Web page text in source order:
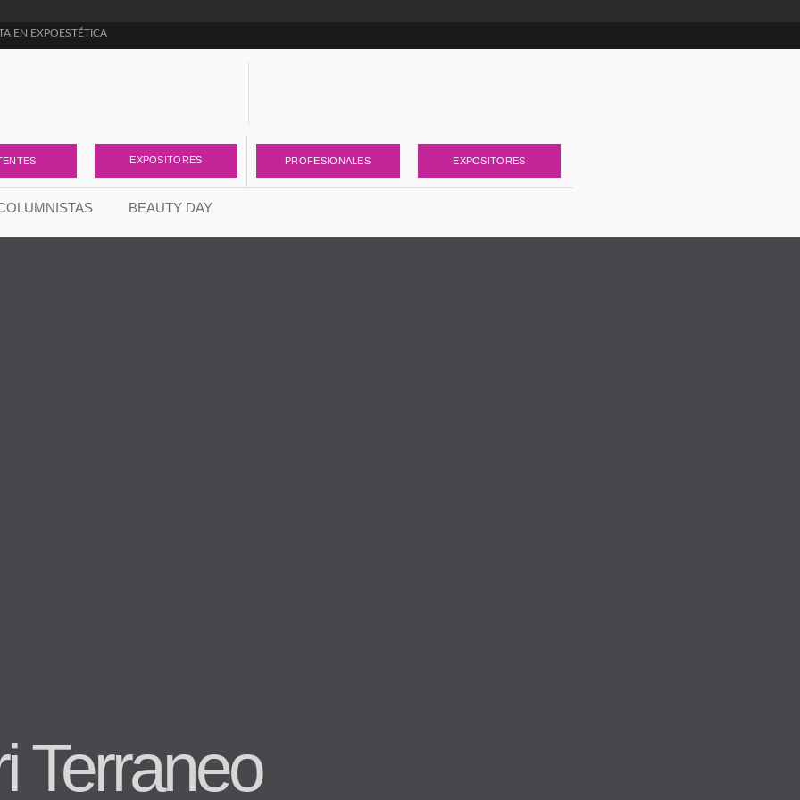
EN EXPOESTÉTICA
EXPOSITORES PROFESIONALES EXPOSITORES
BEAUTY DAY
Terraneo